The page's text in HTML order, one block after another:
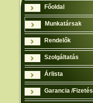
Főoldal
Munkatársak
Rendelők
Szolgáltatás
Árlista
Garancia /Fizetés